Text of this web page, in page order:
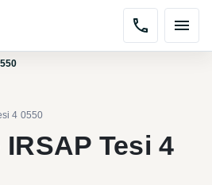
4 0550
Tesi 4